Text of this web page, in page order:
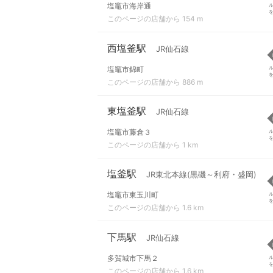
塩竈市海岸通
このページの店舗から 154 m
西塩釜駅 JR仙石線
塩竈市錦町
このページの店舗から 886 m
東塩釜駅 JR仙石線
塩竈市藤倉３
このページの店舗から 1 km
塩釜駅 JR東北本線(黒磯～利府・盛岡)
塩竈市東玉川町
このページの店舗から 1.6 km
下馬駅 JR仙石線
多賀城市下馬２
このページの店舗から 1.6 km